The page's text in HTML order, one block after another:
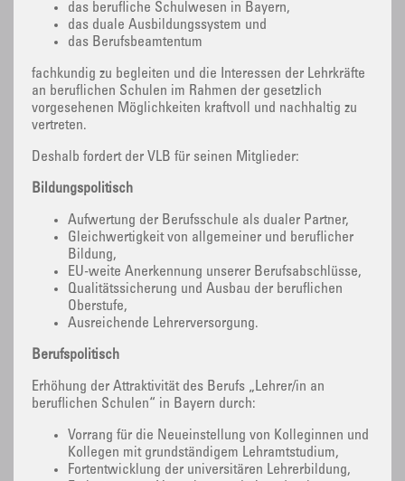
das berufliche Schulwesen in Bayern,
das duale Ausbildungssystem und
das Berufsbeamtentum
fachkundig zu begleiten und die Interessen der Lehrkräfte
an beruflichen Schulen im Rahmen der gesetzlich
vorgesehenen Möglichkeiten kraftvoll und nachhaltig zu
vertreten.
Deshalb fordert der VLB für seinen Mitglieder:
Bildungspolitisch
Aufwertung der Berufsschule als dualer Partner,
Gleichwertigkeit von allgemeiner und beruflicher
Bildung,
EU-weite Anerkennung unserer Berufsabschlüsse,
Qualitätssicherung und Ausbau der beruflichen
Oberstufe,
Ausreichende Lehrerversorgung.
Berufspolitisch
Erhöhung der Attraktivität des Berufs „Lehrer/in an
beruflichen Schulen“ in Bayern durch:
Vorrang für die Neueinstellung von Kolleginnen und
Kollegen mit grundständigem Lehramtstudium,
Fortentwicklung der universitären Lehrerbildung,